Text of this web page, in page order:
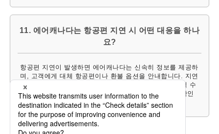
11. 에어캐나다는 항공편 지연 시 어떤 대응을 하나
요?
항공편 지연이 발생하면 에어캐나다는 신속히 정보를 제공하
며, 고객에게 대체 항공편이나 환불 옵션을 안내합니다. 지연
시간이 길어질 경우 간식, 음료, 숙박 등의 지원이 제공될 수
있습니다. 자세한 사항은 웹사이트나 고객센터를 통해 확인
가능합니다.